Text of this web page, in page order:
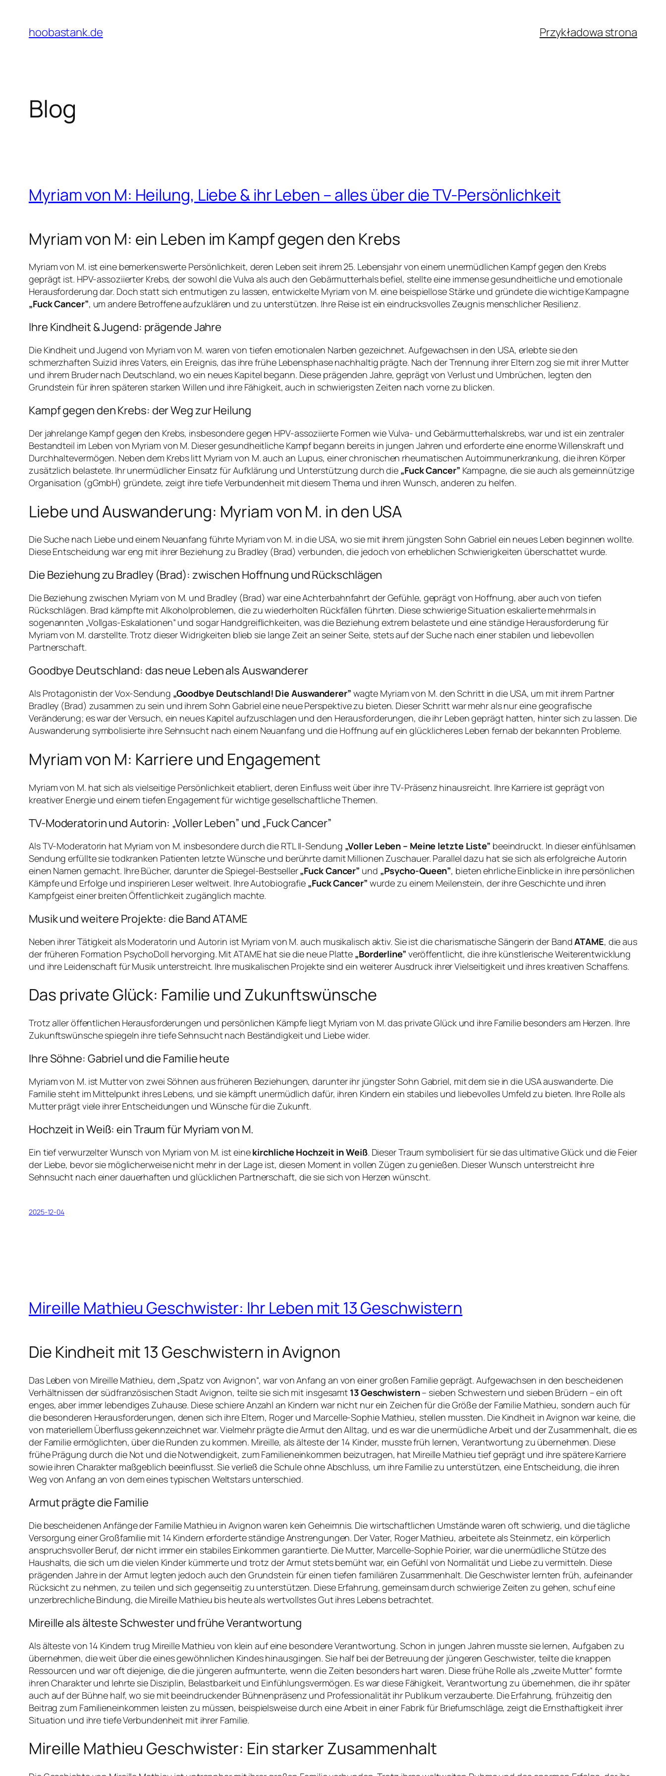
treści
hoobastank.de Przykładowa strona
Blog
Myriam von M: Heilung, Liebe & ihr Leben – alles über die TV-Persönlichkeit
Myriam von M: ein Leben im Kampf gegen den Krebs
Myriam von M. ist eine bemerkenswerte Persönlichkeit, deren Leben seit ihrem 25. Lebensjahr von einem unermüdlichen Kampf gegen den Krebs
geprägt ist. HPV-assoziierter Krebs, der sowohl die Vulva als auch den Gebärmutterhals befiel, stellte eine immense gesundheitliche und emotionale
Herausforderung dar. Doch statt sich entmutigen zu lassen, entwickelte Myriam von M. eine beispiellose Stärke und gründete die wichtige Kampagne
„Fuck Cancer”, um andere Betroffene aufzuklären und zu unterstützen. Ihre Reise ist ein eindrucksvolles Zeugnis menschlicher Resilienz.
Ihre Kindheit & Jugend: prägende Jahre
Die Kindheit und Jugend von Myriam von M. waren von tiefen emotionalen Narben gezeichnet. Aufgewachsen in den USA, erlebte sie den
schmerzhaften Suizid ihres Vaters, ein Ereignis, das ihre frühe Lebensphase nachhaltig prägte. Nach der Trennung ihrer Eltern zog sie mit ihrer Mutter
und ihrem Bruder nach Deutschland, wo ein neues Kapitel begann. Diese prägenden Jahre, geprägt von Verlust und Umbrüchen, legten den
Grundstein für ihren späteren starken Willen und ihre Fähigkeit, auch in schwierigsten Zeiten nach vorne zu blicken.
Kampf gegen den Krebs: der Weg zur Heilung
Der jahrelange Kampf gegen den Krebs, insbesondere gegen HPV-assoziierte Formen wie Vulva- und Gebärmutterhalskrebs, war und ist ein zentraler
Bestandteil im Leben von Myriam von M. Dieser gesundheitliche Kampf begann bereits in jungen Jahren und erforderte eine enorme Willenskraft und
Durchhaltevermögen. Neben dem Krebs litt Myriam von M. auch an Lupus, einer chronischen rheumatischen Autoimmunerkrankung, die ihren Körper
zusätzlich belastete. Ihr unermüdlicher Einsatz für Aufklärung und Unterstützung durch die „Fuck Cancer” Kampagne, die sie auch als gemeinnützige
Organisation (gGmbH) gründete, zeigt ihre tiefe Verbundenheit mit diesem Thema und ihren Wunsch, anderen zu helfen.
Liebe und Auswanderung: Myriam von M. in den USA
Die Suche nach Liebe und einem Neuanfang führte Myriam von M. in die USA, wo sie mit ihrem jüngsten Sohn Gabriel ein neues Leben beginnen wollte.
Diese Entscheidung war eng mit ihrer Beziehung zu Bradley (Brad) verbunden, die jedoch von erheblichen Schwierigkeiten überschattet wurde.
Die Beziehung zu Bradley (Brad): zwischen Hoffnung und Rückschlägen
Die Beziehung zwischen Myriam von M. und Bradley (Brad) war eine Achterbahnfahrt der Gefühle, geprägt von Hoffnung, aber auch von tiefen
Rückschlägen. Brad kämpfte mit Alkoholproblemen, die zu wiederholten Rückfällen führten. Diese schwierige Situation eskalierte mehrmals in
sogenannten „Vollgas-Eskalationen” und sogar Handgreiflichkeiten, was die Beziehung extrem belastete und eine ständige Herausforderung für
Myriam von M. darstellte. Trotz dieser Widrigkeiten blieb sie lange Zeit an seiner Seite, stets auf der Suche nach einer stabilen und liebevollen
Partnerschaft.
Goodbye Deutschland: das neue Leben als Auswanderer
Als Protagonistin der Vox-Sendung „Goodbye Deutschland! Die Auswanderer” wagte Myriam von M. den Schritt in die USA, um mit ihrem Partner
Bradley (Brad) zusammen zu sein und ihrem Sohn Gabriel eine neue Perspektive zu bieten. Dieser Schritt war mehr als nur eine geografische
Veränderung; es war der Versuch, ein neues Kapitel aufzuschlagen und den Herausforderungen, die ihr Leben geprägt hatten, hinter sich zu lassen. Die
Auswanderung symbolisierte ihre Sehnsucht nach einem Neuanfang und die Hoffnung auf ein glücklicheres Leben fernab der bekannten Probleme.
Myriam von M: Karriere und Engagement
Myriam von M. hat sich als vielseitige Persönlichkeit etabliert, deren Einfluss weit über ihre TV-Präsenz hinausreicht. Ihre Karriere ist geprägt von
kreativer Energie und einem tiefen Engagement für wichtige gesellschaftliche Themen.
TV-Moderatorin und Autorin: „Voller Leben” und „Fuck Cancer”
Als TV-Moderatorin hat Myriam von M. insbesondere durch die RTL II-Sendung „Voller Leben – Meine letzte Liste” beeindruckt. In dieser einfühlsamen
Sendung erfüllte sie todkranken Patienten letzte Wünsche und berührte damit Millionen Zuschauer. Parallel dazu hat sie sich als erfolgreiche Autorin
einen Namen gemacht. Ihre Bücher, darunter die Spiegel-Bestseller„Fuck Cancer” und „Psycho-Queen”, bieten ehrliche Einblicke in ihre persönlichen
Kämpfe und Erfolge und inspirieren Leser weltweit. Ihre Autobiografie „Fuck Cancer” wurde zu einem Meilenstein, der ihre Geschichte und ihren
Kampfgeist einer breiten Öffentlichkeit zugänglich machte.
Musik und weitere Projekte: die Band ATAME
Neben ihrer Tätigkeit als Moderatorin und Autorin ist Myriam von M. auch musikalisch aktiv. Sie ist die charismatische Sängerin der BandATAME, die aus
der früheren Formation PsychoDoll hervorging. Mit ATAME hat sie die neue Platte „Borderline” veröffentlicht, die ihre künstlerische Weiterentwicklung
und ihre Leidenschaft für Musik unterstreicht. Ihre musikalischen Projekte sind ein weiterer Ausdruck ihrer Vielseitigkeit und ihres kreativen Schaffens.
Das private Glück: Familie und Zukunftswünsche
Trotz aller öffentlichen Herausforderungen und persönlichen Kämpfe liegt Myriam von M. das private Glück und ihre Familie besonders am Herzen. Ihre
Zukunftswünsche spiegeln ihre tiefe Sehnsucht nach Beständigkeit und Liebe wider.
Ihre Söhne: Gabriel und die Familie heute
Myriam von M. ist Mutter von zwei Söhnen aus früheren Beziehungen, darunter ihr jüngster Sohn Gabriel, mit dem sie in die USA auswanderte. Die
Familie steht im Mittelpunkt ihres Lebens, und sie kämpft unermüdlich dafür, ihren Kindern ein stabiles und liebevolles Umfeld zu bieten. Ihre Rolle als
Mutter prägt viele ihrer Entscheidungen und Wünsche für die Zukunft.
Hochzeit in Weiß: ein Traum für Myriam von M.
Ein tief verwurzelter Wunsch von Myriam von M. ist einekirchliche Hochzeit in Weiß. Dieser Traum symbolisiert für sie das ultimative Glück und die Feier
der Liebe, bevor sie möglicherweise nicht mehr in der Lage ist, diesen Moment in vollen Zügen zu genießen. Dieser Wunsch unterstreicht ihre
Sehnsucht nach einer dauerhaften und glücklichen Partnerschaft, die sie sich von Herzen wünscht.
2025-12-04
Mireille Mathieu Geschwister: Ihr Leben mit 13 Geschwistern
Die Kindheit mit 13 Geschwistern in Avignon
Das Leben von Mireille Mathieu, dem „Spatz von Avignon“, war von Anfang an von einer großen Familie geprägt. Aufgewachsen in den bescheidenen
Verhältnissen der südfranzösischen Stadt Avignon, teilte sie sich mit insgesamt 13 Geschwistern– sieben Schwestern und sieben Brüdern – ein oft
enges, aber immer lebendiges Zuhause. Diese schiere Anzahl an Kindern war nicht nur ein Zeichen für die Größe der Familie Mathieu, sondern auch für
die besonderen Herausforderungen, denen sich ihre Eltern, Roger und Marcelle-Sophie Mathieu, stellen mussten. Die Kindheit in Avignon war keine, die
von materiellem Überfluss gekennzeichnet war. Vielmehr prägte die Armut den Alltag, und es war die unermüdliche Arbeit und der Zusammenhalt, die es
der Familie ermöglichten, über die Runden zu kommen. Mireille, als älteste der 14 Kinder, musste früh lernen, Verantwortung zu übernehmen. Diese
frühe Prägung durch die Not und die Notwendigkeit, zum Familieneinkommen beizutragen, hat Mireille Mathieu tief geprägt und ihre spätere Karriere
sowie ihren Charakter maßgeblich beeinflusst. Sie verließ die Schule ohne Abschluss, um ihre Familie zu unterstützen, eine Entscheidung, die ihren
Weg von Anfang an von dem eines typischen Weltstars unterschied.
Armut prägte die Familie
Die bescheidenen Anfänge der Familie Mathieu in Avignon waren kein Geheimnis. Die wirtschaftlichen Umstände waren oft schwierig, und die tägliche
Versorgung einer Großfamilie mit 14 Kindern erforderte ständige Anstrengungen. Der Vater, Roger Mathieu, arbeitete als Steinmetz, ein körperlich
anspruchsvoller Beruf, der nicht immer ein stabiles Einkommen garantierte. Die Mutter, Marcelle-Sophie Poirier, war die unermüdliche Stütze des
Haushalts, die sich um die vielen Kinder kümmerte und trotz der Armut stets bemüht war, ein Gefühl von Normalität und Liebe zu vermitteln. Diese
prägenden Jahre in der Armut legten jedoch auch den Grundstein für einen tiefen familiären Zusammenhalt. Die Geschwister lernten früh, aufeinander
Rücksicht zu nehmen, zu teilen und sich gegenseitig zu unterstützen. Diese Erfahrung, gemeinsam durch schwierige Zeiten zu gehen, schuf eine
unzerbrechliche Bindung, die Mireille Mathieu bis heute als wertvollstes Gut ihres Lebens betrachtet.
Mireille als älteste Schwester und frühe Verantwortung
Als älteste von 14 Kindern trug Mireille Mathieu von klein auf eine besondere Verantwortung. Schon in jungen Jahren musste sie lernen, Aufgaben zu
übernehmen, die weit über die eines gewöhnlichen Kindes hinausgingen. Sie half bei der Betreuung der jüngeren Geschwister, teilte die knappen
Ressourcen und war oft diejenige, die die jüngeren aufmunterte, wenn die Zeiten besonders hart waren. Diese frühe Rolle als „zweite Mutter“ formte
ihren Charakter und lehrte sie Disziplin, Belastbarkeit und Einfühlungsvermögen. Es war diese Fähigkeit, Verantwortung zu übernehmen, die ihr später
auch auf der Bühne half, wo sie mit beeindruckender Bühnenpräsenz und Professionalität ihr Publikum verzauberte. Die Erfahrung, frühzeitig den
Beitrag zum Familieneinkommen leisten zu müssen, beispielsweise durch eine Arbeit in einer Fabrik für Briefumschläge, zeigt die Ernsthaftigkeit ihrer
Situation und ihre tiefe Verbundenheit mit ihrer Familie.
Mireille Mathieu Geschwister: Ein starker Zusammenhalt